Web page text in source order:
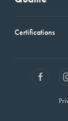
Certifications